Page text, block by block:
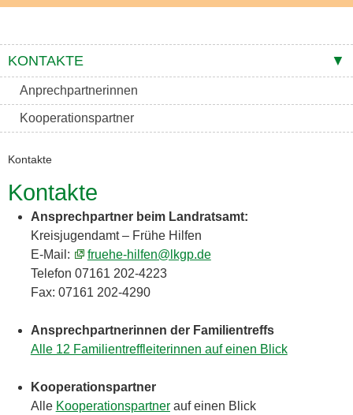
KONZEPT KONTAKTE
KONTAKTE
Anprechpartnerinnen
Kooperationspartner
Kontakte
Kontakte
Ansprechpartner beim Landratsamt:
Kreisjugendamt – Frühe Hilfen
E-Mail:
fruehe-hilfen@lkgp.de
Telefon 07161 202-4223
Fax: 07161 202-4290
Ansprechpartnerinnen der Familientreffs
Alle 12 Familientreffleiterinnen auf einen Blick
Kooperationspartner
Alle Kooperationspartnerauf einen Blick